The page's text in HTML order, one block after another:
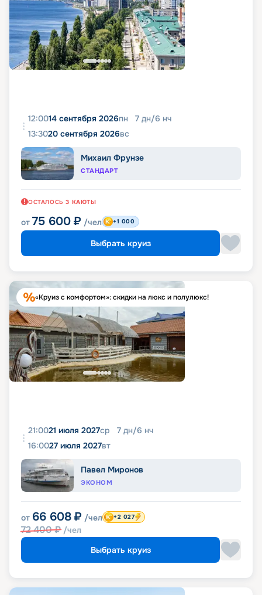
12:0014 сентября 2026пн 7 дн/6 нч
13:3020 сентября 2026вс
Михаил Фрунзе
СТАНДАРТ
ОСТАЛОСЬ 3 КАЮТЫ
от 75 600 ₽ /чел +1 000
Выбрать круиз
«Круиз с комфортом»: скидки на люкс и полулюкс!
21:0021 июля 2027ср 7 дн/6 нч
16:0027 июля 2027вт
Павел Миронов
ЭКОНОМ
от 66 608 ₽ /чел
72 400₽ /чел
+2 027
Выбрать круиз